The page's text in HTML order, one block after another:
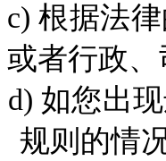
c) 根据法
或者行政、
d) 如您出现
规则的情